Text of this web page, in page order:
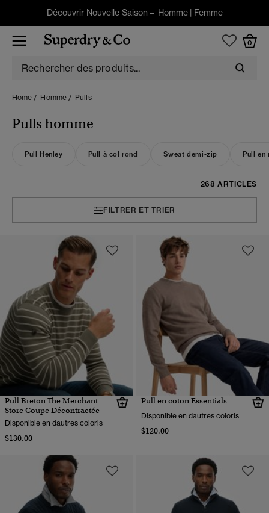
Découvrir Nouvelle Saison – Homme| Femme
0
Home Homme Pulls
Pulls homme
Pull Henley Pull à col rond Sweat demi-zip Pull en
268 ARTICLES
FILTRER ET TRIER
Pull Breton The Merchant
Store Coupe Décontractée
Disponible en dautres coloris
$130.00
Pull en coton Essentials
Disponible en dautres coloris
$120.00